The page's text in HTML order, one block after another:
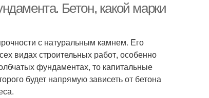
Бетон, какой марки
с натуральным камнем. Его
видах строительных работ, особенно
фундаментах, то капитальные
будет напрямую зависеть от бетона